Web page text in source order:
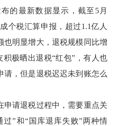
最新数据显示，截至5月
个税汇算申报，超过1.1亿人
也明显增大，退税规模同比增
积极晒出退税“红包”，有人也
请，但是退税迟迟未到账怎么
请退税过程中，需要重点关
过”和“国库退库失败”两种情